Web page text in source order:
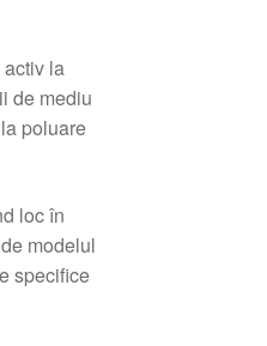
la
de mediu
poluare
loc în
modelul
specifice